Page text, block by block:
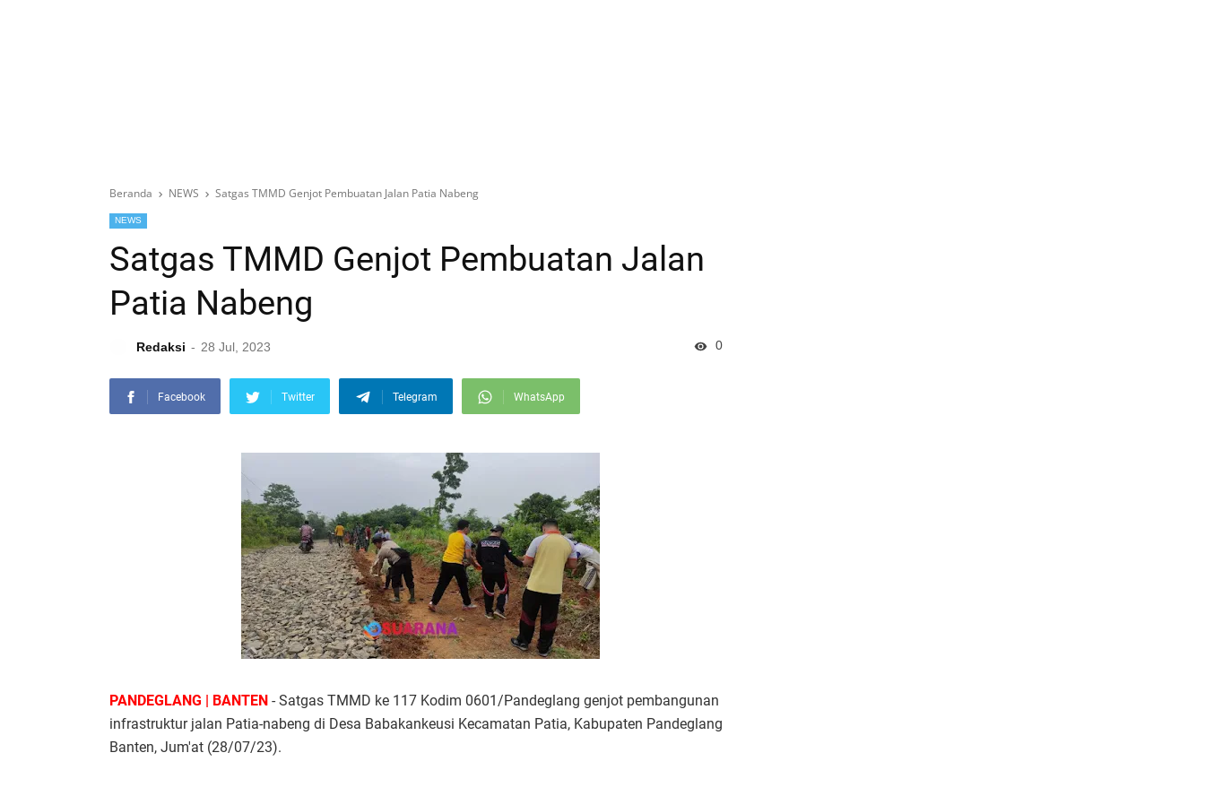
Beranda NEWS Satgas TMMD Genjot Pembuatan Jalan Patia Nabeng
NEWS
Satgas TMMD Genjot Pembuatan Jalan
Patia Nabeng
Redaksi 28 Jul, 2023 0
Facebook Twitter Telegram WhatsApp
PANDEGLANG | BANTEN - Satgas TMMD ke 117 Kodim 0601/Pandeglang genjot pembangunan
infrastruktur jalan Patia-nabeng di Desa Babakankeusi Kecamatan Patia, Kabupaten Pandeglang
Banten, Jum'at (28/07/23).